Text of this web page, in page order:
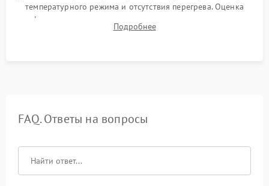
температурного режима и отсутствия перегрева. Оценка
фокуса, контрастности и цветопередачи на тестовых
таблицах. Проверка работы всех видеовходов и кнопок
Подробнее
FAQ. Ответы на вопросы